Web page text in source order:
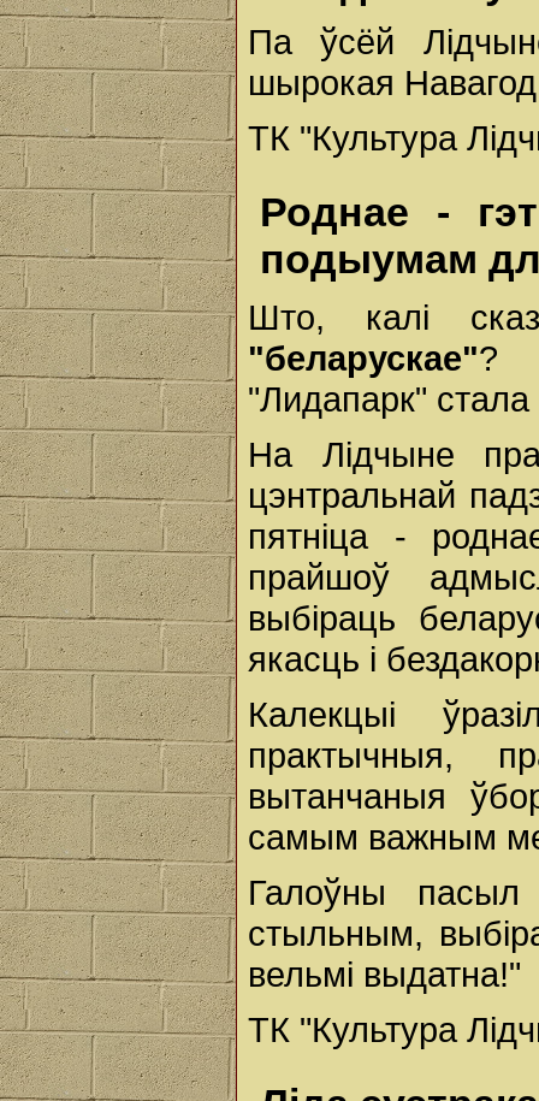
Па ўсёй
шырокая
ТК "Культура
Роднае -
подыумам
Што, калі
"беларускае"?
"Лидапарк"
На Лідчыне
цэнтральнай
пятніца -
прайшоў
выбіраць
якасць і
Калекцыі
практычныя,
вытанчаныя
самым важным
Галоўны пасыл
стыльным,
вельмі выдатна!"
ТК "Культура